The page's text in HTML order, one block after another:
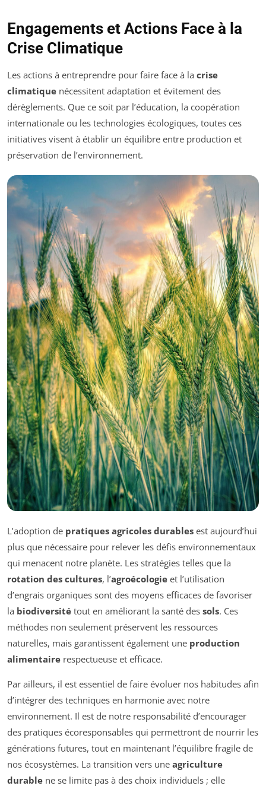
Engagements et Actions Face à la
Crise Climatique
Les actions à entreprendre pour faire face à la crise
climatique nécessitent adaptation et évitement des
dérèglements. Que ce soit par l’éducation, la coopération
internationale ou les technologies écologiques, toutes ces
initiatives visent à établir un équilibre entre production et
préservation de l’environnement.
L’adoption de pratiques agricoles durables est aujourd’hui
plus que nécessaire pour relever les défis environnementaux
qui menacent notre planète. Les stratégies telles que la
rotation des cultures, l’agroécologie et l’utilisation
d’engrais organiques sont des moyens efficaces de favoriser
la biodiversité tout en améliorant la santé des sols. Ces
méthodes non seulement préservent les ressources
naturelles, mais garantissent également une production
alimentaire respectueuse et efficace.
Par ailleurs, il est essentiel de faire évoluer nos habitudes afin
d’intégrer des techniques en harmonie avec notre
environnement. Il est de notre responsabilité d’encourager
des pratiques écoresponsables qui permettront de nourrir les
générations futures, tout en maintenant l’équilibre fragile de
nos écosystèmes. La transition vers une agriculture
durable ne se limite pas à des choix individuels ; elle